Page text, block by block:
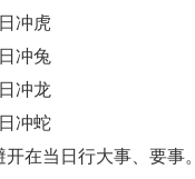
冲虎
冲兔
冲龙
冲蛇
在当日行大事、要事。